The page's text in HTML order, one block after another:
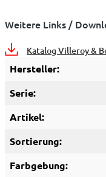
Weitere Links /
Katalog Villeroy &
Hersteller:
Serie:
Artikel:
Sortierung:
Farbgebung: